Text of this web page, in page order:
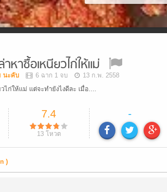
หาซื้อเหนียวไก่ให้เเม่
นะคับ 6 ฉาก 1 จบ
13 ก.พ. 2558
ก่ให้เเม่ เเต่จะทำยังไงดีละ เมื่อ....
7.4
13โหวต
-
)